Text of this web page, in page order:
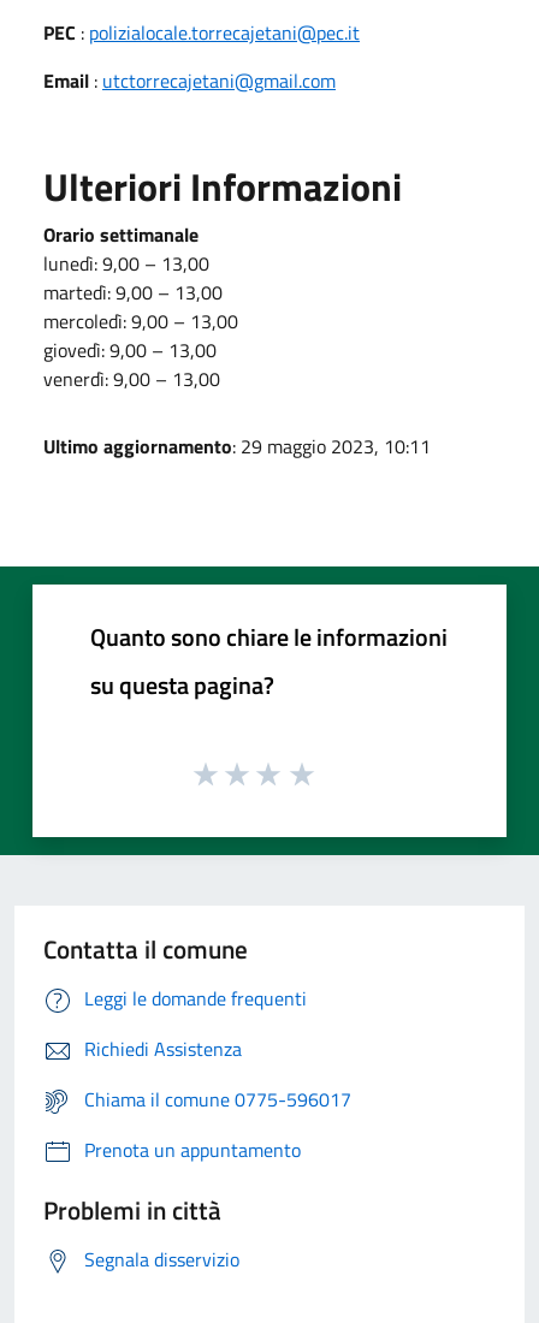
PEC : polizialocale.torrecajetani@pec.it
Email : utctorrecajetani@gmail.com
Ulteriori Informazioni
Orario settimanale
lunedì: 9,00 – 13,00
martedì: 9,00 – 13,00
mercoledì: 9,00 – 13,00
giovedì: 9,00 – 13,00
venerdì: 9,00 – 13,00
Ultimo aggiornamento: 29 maggio 2023, 10:11
Quanto sono chiare le informazioni
su questa pagina?
Contatta il comune
Leggi le domande frequenti
Richiedi Assistenza
Chiama il comune 0775-596017
Prenota un appuntamento
Problemi in città
Segnala disservizio